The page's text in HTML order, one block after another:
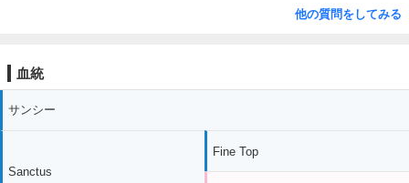
他の質問をしてみる
血統
サンシー
Sanctus
Fine Top